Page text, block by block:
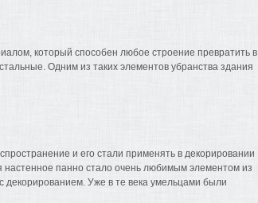
который способен любое строение превратить в
Одним из таких элементов убранства здания
и его стали применять в декорировании
панно стало очень любимым элементом из
декорированием. Уже в те века умельцами были